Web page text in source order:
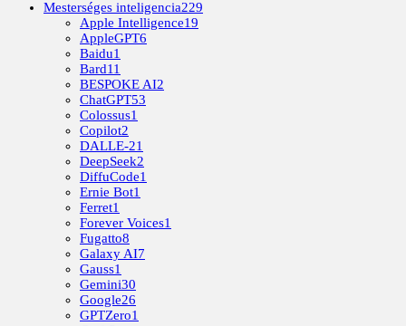
Mesterséges inteligencia229
Apple Intelligence19
AppleGPT6
Baidu1
Bard11
BESPOKE AI2
ChatGPT53
Colossus1
Copilot2
DALLE-21
DeepSeek2
DiffuCode1
Ernie Bot1
Ferret1
Forever Voices1
Fugatto8
Galaxy AI7
Gauss1
Gemini30
Google26
GPTZero1